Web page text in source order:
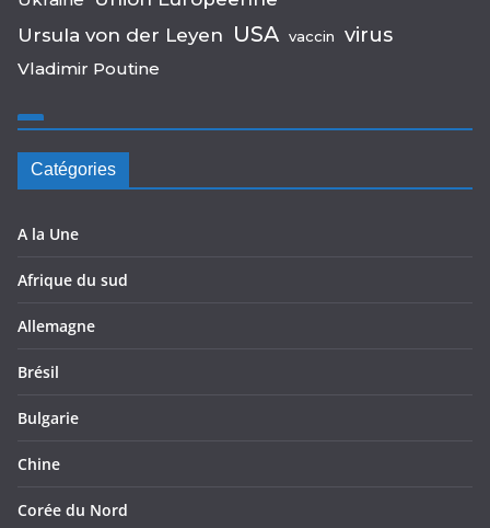
Ursula von der Leyen USA vaccin virus
Vladimir Poutine
Catégories
A la Une
Afrique du sud
Allemagne
Brésil
Bulgarie
Chine
Corée du Nord